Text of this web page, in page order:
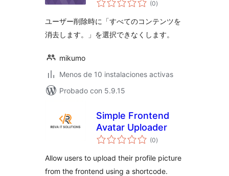
Disabled
(0de
)
ユーザー削除時に「すべてのコンテンツを
消去します。」を選択できなくします。
mikumo
Menos de 10 instalaciones activas
Probado con 5.9.15
Simple Frontend
Avatar Uploader
(0total
de
)
Allow users to upload their profile picture
from the frontend using a shortcode.